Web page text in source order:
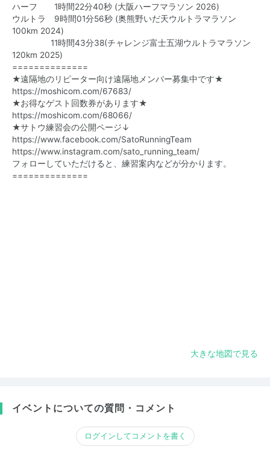
ハーフ 1時間22分40秒 (大阪ハーフマラソン 2026)
ウルトラ 9時間01分56秒 (奥熊野いだ天ウルトラマラソン
100km 2024)
11時間43分38(チャレンジ富士五湖ウルトラマラソン
120km 2025)
==============
★遠隔地のリピーター向け遠隔地メンバー募集中です★
https://moshicom.com/67683/
★お得なゲスト回数券があります★
https://moshicom.com/68066/
★サトウ練習会の公開ページ↓
https://www.facebook.com/SatoRunningTeam
https://www.instagram.com/sato_running_team/
フォローしていただけると、練習案内などが分かります。
==============
大きな地図で見る
イベントについての質問・コメント
ログインしてコメントを書く